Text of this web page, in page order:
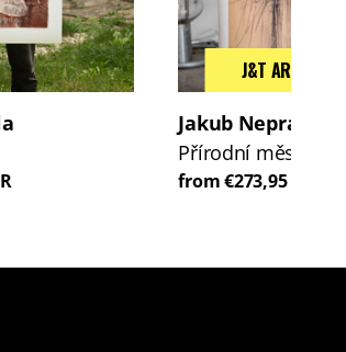
J&T ART
Jakub Nepraš
Přírodní město
from €273,95 EUR